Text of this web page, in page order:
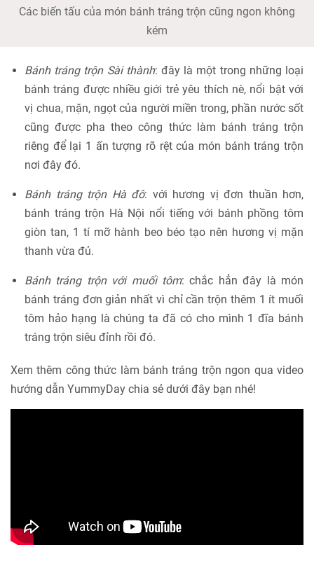
Các biến tấu của món bánh tráng trộn cũng ngon không
kém
Bánh tráng trộn Sài thành: đây là một trong những loại
bánh tráng được nhiều giới trẻ yêu thích nè, nổi bật với
vị chua, mặn, ngọt của người miền trong, phần nước sốt
cũng được pha theo công thức làm bánh tráng trộn
riêng để lại 1 ấn tượng rõ rệt của món bánh tráng trộn
nơi đây đó.
Bánh tráng trộn Hà đô: với hương vị đơn thuần hơn,
bánh tráng trộn Hà Nội nổi tiếng với bánh phồng tôm
giòn tan, 1 tí mỡ hành beo béo tạo nên hương vị mặn
thanh vừa đủ.
Bánh tráng trộn với muối tôm: chắc hẳn đây là món
bánh tráng đơn giản nhất vì chỉ cần trộn thêm 1 ít muối
tôm hảo hạng là chúng ta đã có cho mình 1 đĩa bánh
tráng trộn siêu đỉnh rồi đó.
Xem thêm công thức làm bánh tráng trộn ngon qua video
hướng dẫn YummyDay chia sẻ dưới đây bạn nhé!